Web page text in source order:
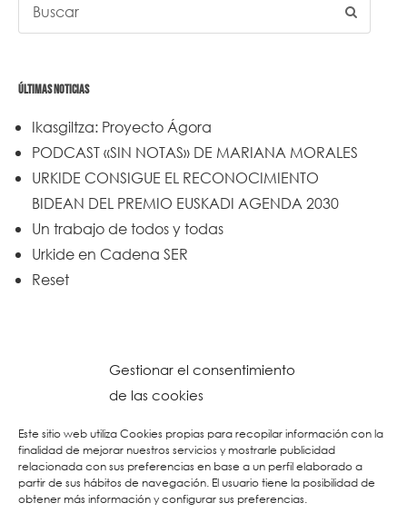
Gestionar el consentimiento
de las cookies
Este sitio web utiliza Cookies propias para recopilar información con la
finalidad de mejorar nuestros servicios y mostrarle publicidad
relacionada con sus preferencias en base a un perfil elaborado a
partir de sus hábitos de navegación. El usuario tiene la posibilidad de
obtener más información y configurar sus preferencias.
ÚLTIMAS NOTICIAS
Ikasgiltza: Proyecto Ágora
PODCAST «SIN NOTAS» DE MARIANA MORALES
URKIDE CONSIGUE EL RECONOCIMIENTO
BIDEAN DEL PREMIO EUSKADI AGENDA 2030
Un trabajo de todos y todas
Urkide en Cadena SER
Reset